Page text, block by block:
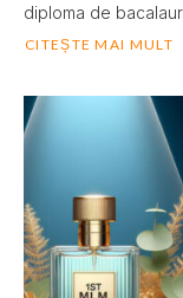
diploma de
CITEȘTE MAI MULT